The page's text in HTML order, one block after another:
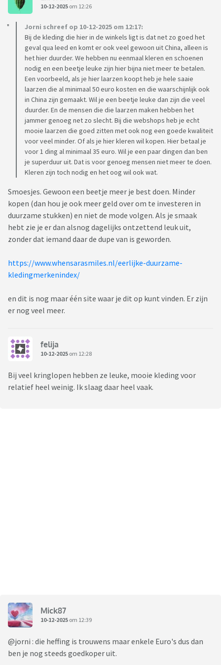
10-12-2025 om 12:26
Jorni schreef op 10-12-2025 om 12:17:
Bij de kleding die hier in de winkels ligt is dat net zo goed het
geval qua leed en komt er ook veel gewoon uit China, alleen is
het hier duurder. We hebben nu eenmaal kleren en schoenen
nodig en een beetje leuke zijn hier bijna niet meer te betalen.
Een voorbeeld, als je hier laarzen koopt heb je hele saaie
laarzen die al minimaal 50 euro kosten en die waarschijnlijk ook
in China zijn gemaakt. Wil je een beetje leuke dan zijn die veel
duurder. En de mensen die die laarzen maken hebben het
jammer genoeg net zo slecht. Bij die webshops heb je echt
mooie laarzen die goed zitten met ook nog een goede kwaliteit
voor veel minder. Of als je hier kleren wil kopen. Hier betaal je
voor 1 ding al minimaal 35 euro. Wil je een paar dingen dan ben
je superduur uit. Dat is voor genoeg mensen niet meer te doen.
Kleren zijn toch nodig en het oog wil ook wat.
Smoesjes. Gewoon een beetje meer je best doen. Minder
kopen (dan hou je ook meer geld over om te investeren in
duurzame stukken) en niet de mode volgen. Als je smaak
hebt zie je er dan alsnog dagelijks ontzettend leuk uit,
zonder dat iemand daar de dupe van is geworden.
https://www.whensarasmiles.nl/eerlijke-duurzame-
kledingmerkenindex/
en dit is nog maar één site waar je dit op kunt vinden. Er zijn
er nog veel meer.
felija
10-12-2025 om 12:28
Bij veel kringlopen hebben ze leuke, mooie kleding voor
relatief heel weinig. Ik slaag daar heel vaak.
Mick87
10-12-2025 om 12:39
@jorni : die heffing is trouwens maar enkele Euro's dus dan
ben je nog steeds goedkoper uit.